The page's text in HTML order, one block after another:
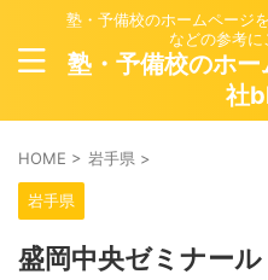
塾・予備校のホームページ
などの参考に
塾・予備校のホ
社
HOME > 岩手県 >
岩手県
盛岡中央ゼミナール